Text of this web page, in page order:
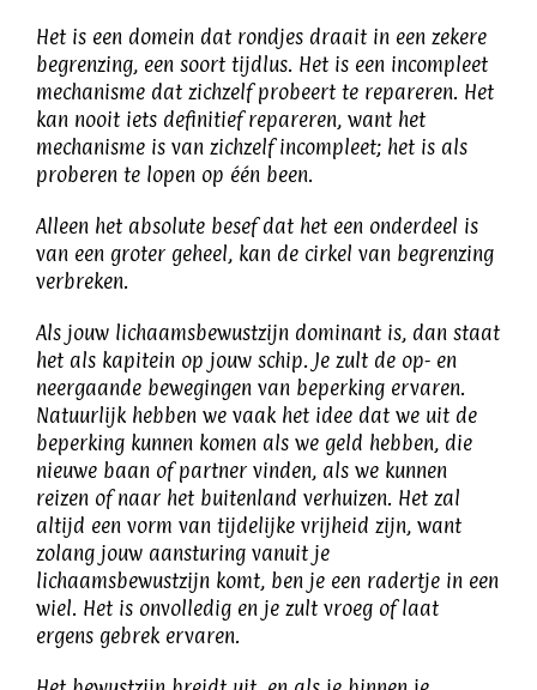
Het is een domein dat rondjes draait in een zekere
begrenzing, een soort tijdlus. Het is een incompleet
mechanisme dat zichzelf probeert te repareren. Het
kan nooit iets definitief repareren, want het
mechanisme is van zichzelf incompleet; het is als
proberen te lopen op één been.
Alleen het absolute besef dat het een onderdeel is
van een groter geheel, kan de cirkel van begrenzing
verbreken.
Als jouw lichaamsbewustzijn dominant is, dan staat
het als kapitein op jouw schip. Je zult de op- en
neergaande bewegingen van beperking ervaren.
Natuurlijk hebben we vaak het idee dat we uit de
beperking kunnen komen als we geld hebben, die
nieuwe baan of partner vinden, als we kunnen
reizen of naar het buitenland verhuizen. Het zal
altijd een vorm van tijdelijke vrijheid zijn, want
zolang jouw aansturing vanuit je
lichaamsbewustzijn komt, ben je een radertje in een
wiel. Het is onvolledig en je zult vroeg of laat
ergens gebrek ervaren.